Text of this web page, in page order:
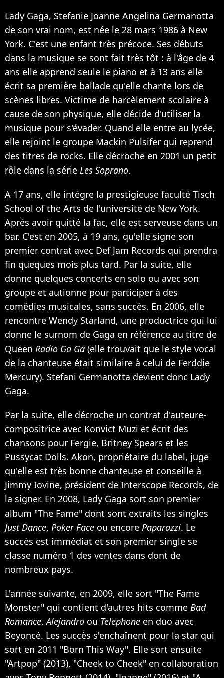
Lady Gaga, Stefanie Joanne Angelina Germanotta
de son vrai nom, est née le 28 mars 1986 à New
York. C'est une enfant très précoce. Ses débuts
dans la musique se sont fait très tôt : à l'âge de 4
ans elle apprend seule le piano et à 13 ans elle
écrit sa première ballade qu'elle chante lors de
scènes libres. Victime de harcèlement scolaire à
cause de son physique, elle décide d'utiliser la
musique pour s'évader. Quand elle entre au lycée,
elle rejoint le groupe Mackin Pulsifer qui reprend
des titres de rocks. Elle décroche en 2001 un petit
rôle dans la série Les Soprano.
A 17 ans, elle intègre la prestigieuse faculté Tisch
School of the Arts de l'université de New York.
Après avoir quitté la fac, elle est serveuse dans un
bar. C'est en 2005, à 19 ans, qu'elle signe son
premier contrat avec Def Jam Records qui prendra
fin queques mois plus tard. Par la suite, elle
donne quelques concerts en solo ou avec son
groupe et autionne pour participer à des
comédies musicales, sans succès. En 2006, elle
rencontre Wendy Starland, une productrice qui lui
donne le surnom de Gaga en référence au titre de
Queen Radio Ga Ga (elle trouvait que le style vocal
de la chanteuse était similaire à celui de Ferddie
Mercury). Stefani Germanotta devient donc Lady
Gaga.
Par la suite, elle décroche un contrat d'auteure-
compositrice avec Konvict Muzi et écrit des
chansons pour Fergie, Britney Spears et les
Pussycat Dolls. Akon, propriétaire du label, juge
qu'elle est très bonne chanteuse et conseille à
Jimmy Iovine, président de Interscope Records, de
la signer. En 2008, Lady Gaga sort son premier
album "The Fame" dont sont extraits les singles
Just Dance, Poker Face ou encore Paparazzi. Le
succès est immédiat et son premier single se
classe numéro 1 des ventes dans dont de
nombreux pays.
L'année suivante, en 2009, elle sort "The Fame
Monster" qui contient d'autres hits comme Bad
Romance,Alejandro ou Telephone en duo avec
Beyoncé. Les succès s'enchaînent pour la star qui
sort en 2011 "Born This Way". Elle sort ensuite
"Artpop" (2013), "Cheek to Cheek" en collaboration